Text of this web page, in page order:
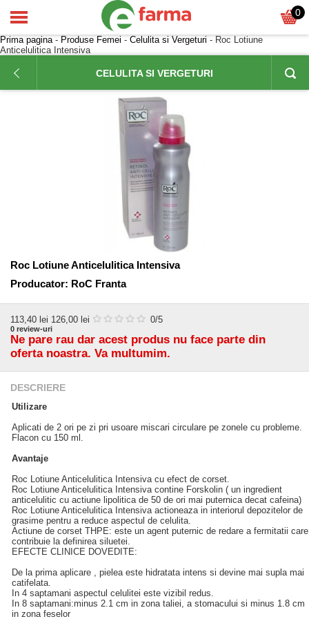
0
Prima pagina- Produse Femei - Celulita si Vergeturi - Roc Lotiune
Anticelulitica Intensiva
CELULITA SI VERGETURI
Roc Lotiune Anticelulitica Intensiva
Producator: RoC Franta
113,40 lei 126,00 lei 0/5
0 review-uri
Ne pare rau dar acest produs nu face parte din
oferta noastra. Va multumim.
DESCRIERE
Utilizare
Aplicati de 2 ori pe zi pri usoare miscari circulare pe zonele cu probleme.
Flacon cu 150 ml.
Avantaje
Roc Lotiune Anticelulitica Intensiva cu efect de corset.
Roc Lotiune Anticelulitica Intensiva contine Forskolin ( un ingredient
anticelulitic cu actiune lipolitica de 50 de ori mai puternica decat cafeina)
Roc Lotiune Anticelulitica Intensiva actioneaza in interiorul depozitelor de
grasime pentru a reduce aspectul de celulita.
Actiune de corset THPE: este un agent puternic de redare a fermitatii care
contribuie la definirea siluetei.
EFECTE CLINICE DOVEDITE:
De la prima aplicare , pielea este hidratata intens si devine mai supla mai
catifelata.
In 4 saptamani aspectul celulitei este vizibil redus.
In 8 saptamani:minus 2.1 cm in zona taliei, a stomacului si minus 1.8 cm
in zona feselor